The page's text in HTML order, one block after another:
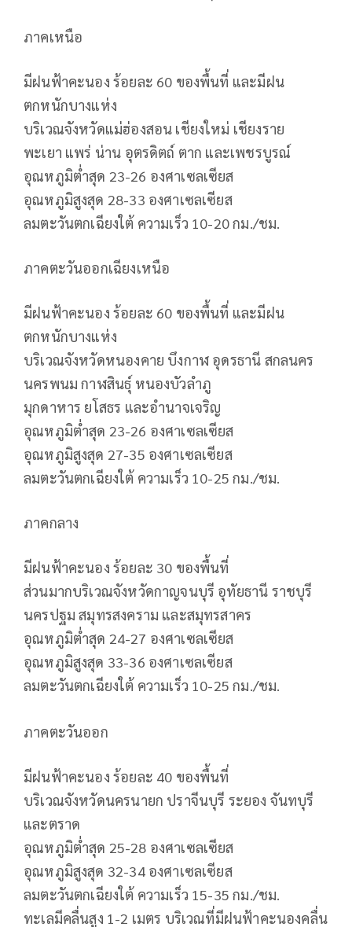
ภาคเหนือ
มีฝนฟ้าคะนอง ร้อยละ 60 ของพื้นที่ และมีฝน
ตกหนักบางแห่ง
บริเวณจังหวัดแม่ฮ่องสอน เชียงใหม่ เชียงราย
พะเยา แพร่ น่าน อุตรดิตถ์ ตาก และเพชรบูรณ์
อุณหภูมิต่ำสุด 23-26 องศาเซลเซียส
อุณหภูมิสูงสุด 28-33 องศาเซลเซียส
ลมตะวันตกเฉียงใต้ ความเร็ว 10-20 กม./ชม.
ภาคตะวันออกเฉียงเหนือ
มีฝนฟ้าคะนอง ร้อยละ 60 ของพื้นที่ และมีฝน
ตกหนักบางแห่ง
บริเวณจังหวัดหนองคาย บึงกาฬ อุดรธานี สกลนคร
นครพนม กาฬสินธุ์ หนองบัวลำภู
มุกดาหาร ยโสธร และอำนาจเจริญ
อุณหภูมิต่ำสุด 23-26 องศาเซลเซียส
อุณหภูมิสูงสุด 27-35 องศาเซลเซียส
ลมตะวันตกเฉียงใต้ ความเร็ว 10-25 กม./ชม.
ภาคกลาง
มีฝนฟ้าคะนอง ร้อยละ 30 ของพื้นที่
ส่วนมากบริเวณจังหวัดกาญจนบุรี อุทัยธานี ราชบุรี
นครปฐม สมุทรสงคราม และสมุทรสาคร
อุณหภูมิต่ำสุด 24-27 องศาเซลเซียส
อุณหภูมิสูงสุด 33-36 องศาเซลเซียส
ลมตะวันตกเฉียงใต้ ความเร็ว 10-25 กม./ชม.
ภาคตะวันออก
มีฝนฟ้าคะนอง ร้อยละ 40 ของพื้นที่
บริเวณจังหวัดนครนายก ปราจีนบุรี ระยอง จันทบุรี
และตราด
อุณหภูมิต่ำสุด 25-28 องศาเซลเซียส
อุณหภูมิสูงสุด 32-34 องศาเซลเซียส
ลมตะวันตกเฉียงใต้ ความเร็ว 15-35 กม./ชม.
ทะเลมีคลื่นสูง 1-2 เมตร บริเวณที่มีฝนฟ้าคะนองคลื่น